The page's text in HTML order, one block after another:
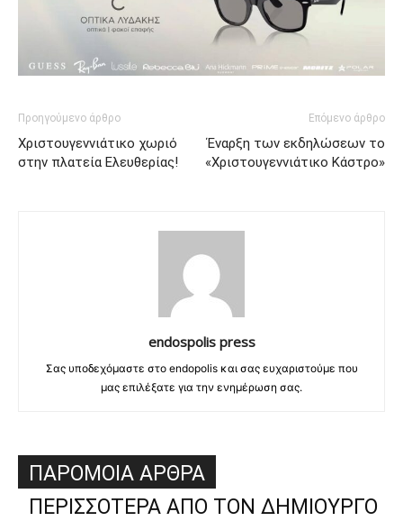
Προηγούμενο άρθρο
Xριστουγεννιάτικο χωριό
στην πλατεία Ελευθερίας!
Επόμενο άρθρο
Έναρξη των εκδηλώσεων το
«Χριστουγεννιάτικο Κάστρο»
endospolis press
Σας υποδεχόμαστε στο endopolis και σας ευχαριστούμε που
μας επιλέξατε για την ενημέρωση σας.
ΠΑΡΟΜΟΙΑ ΑΡΘΡΑ
ΠΕΡΙΣΣΟΤΕΡΑ ΑΠΟ ΤΟΝ ΔΗΜΙΟΥΡΓΟ